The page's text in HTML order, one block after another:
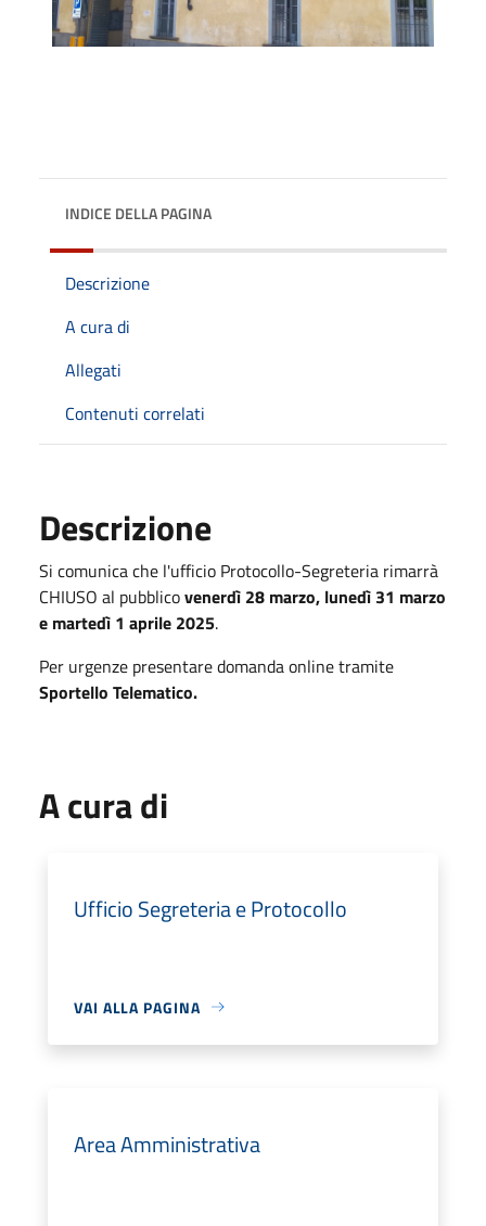
INDICE DELLA PAGINA
Descrizione
A cura di
Allegati
Contenuti correlati
Descrizione
Si comunica che l'ufficio Protocollo-Segreteria rimarrà
CHIUSO al pubblicovenerdì 28 marzo, lunedì 31 marzo
e martedì 1 aprile 2025.
Per urgenze presentare domanda online tramite
Sportello Telematico.
A cura di
Ufficio Segreteria e Protocollo
VAI ALLA PAGINA
Area Amministrativa